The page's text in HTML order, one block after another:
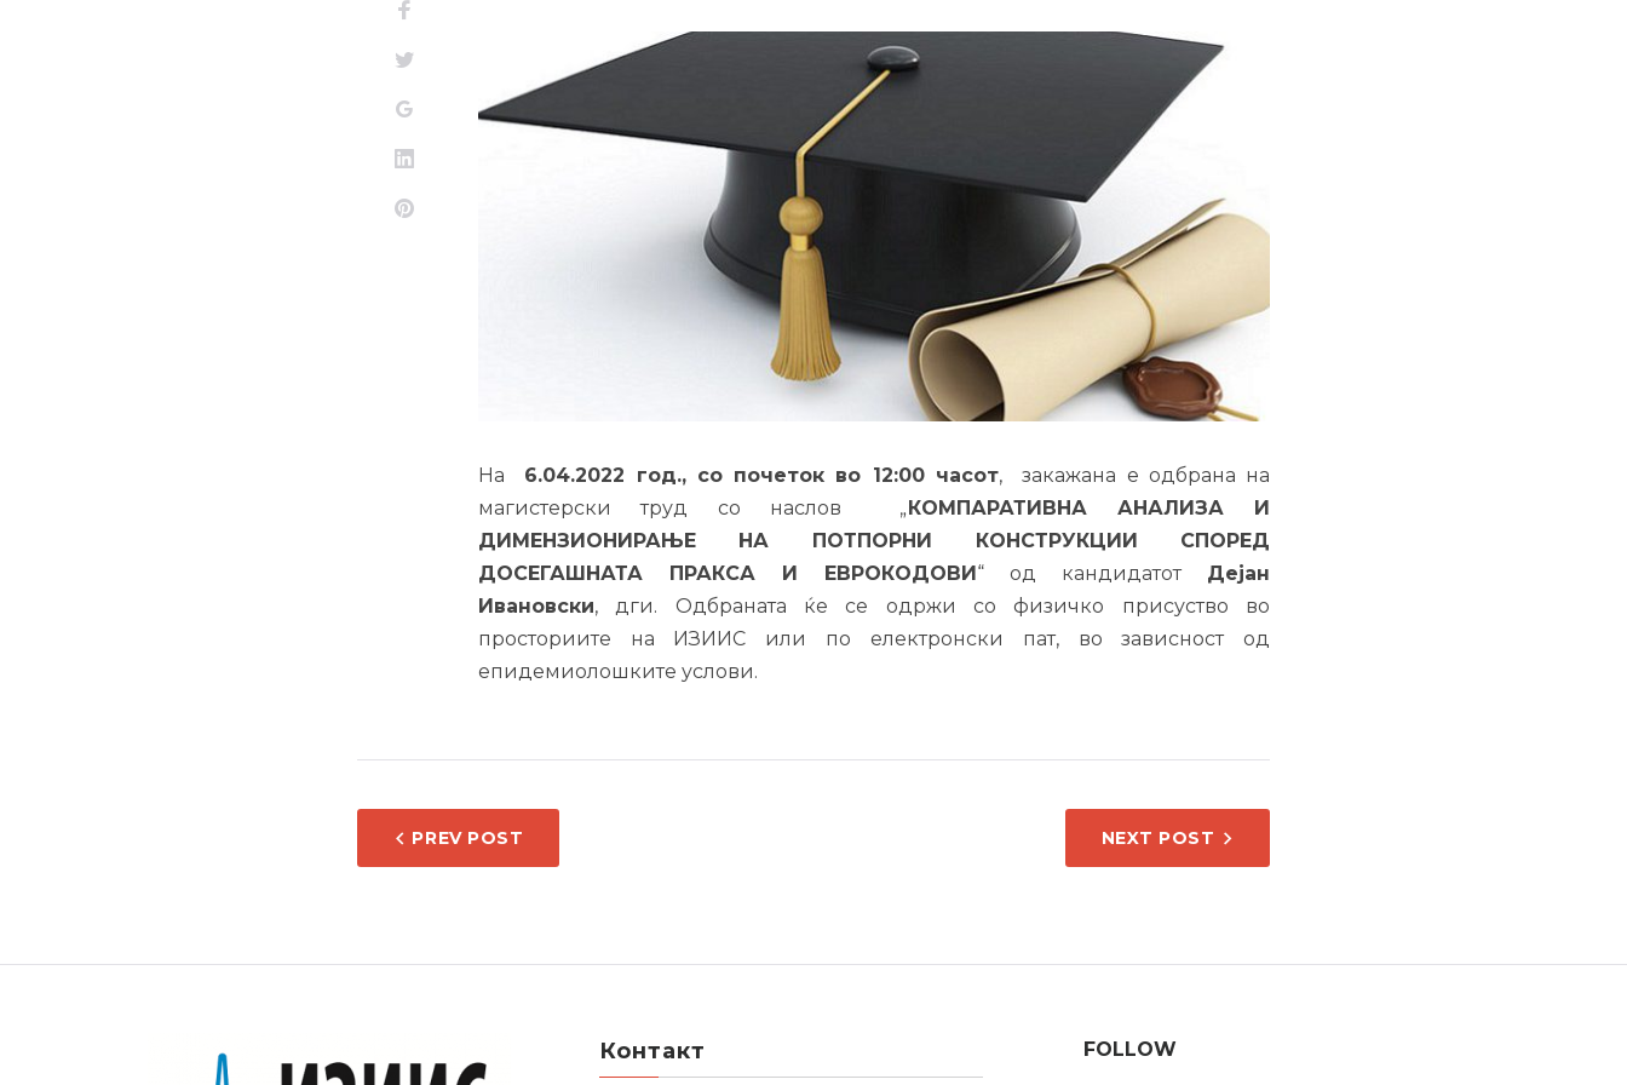
Twitter
Google+
LinkedIn
Pinterest
На 6.04.2022 год., со почеток во 12:00 часот, закажана е одбрана на
магистерски труд со наслов „КОМПАРАТИВНА АНАЛИЗА И
ДИМЕНЗИОНИРАЊЕ НА ПОТПОРНИ КОНСТРУКЦИИ СПОРЕД
ДОСЕГАШНАТА ПРАКСА И ЕВРОКОДОВИ“ од кандидатот Дејан
Ивановски, дги. Одбраната ќе се одржи со физичко присуство во
просториите на ИЗИИС или по електронски пат, во зависност од
епидемиолошките услови.
НАВИГАЦИЈА
НАПИС
PREV POST NEXT POST
Контакт FOLLOW